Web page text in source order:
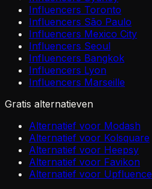
Influencers Toronto
Influencers São Paulo
Influencers Mexico City
Influencers Seoul
Influencers Bangkok
Influencers Lyon
Influencers Marseille
Gratis alternatieven
Alternatief voor Modash
Alternatief voor Kolsquare
Alternatief voor Heepsy
Alternatief voor Favikon
Alternatief voor Upfluence